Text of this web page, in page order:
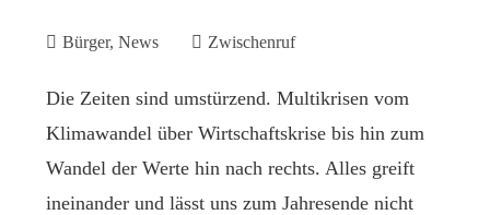
Bürger,News Zwischenruf
Die Zeiten sind umstürzend. Multikrisen vom
Klimawandel über Wirtschaftskrise bis hin zum
Wandel der Werte hin nach rechts. Alles greift
ineinander und lässt uns zum Jahresende nicht